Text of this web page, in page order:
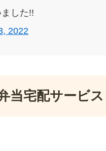
した!!
2022
当宅配サービス